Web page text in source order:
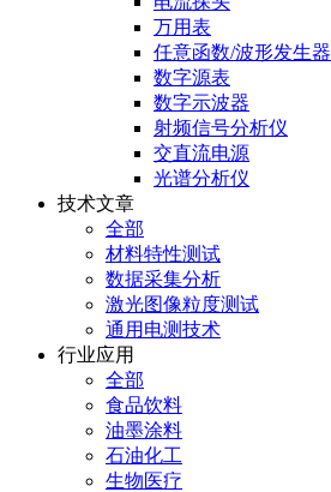
万用表
任意函数/波形发生器
数字源表
数字示波器
射频信号分析仪
交直流电源
光谱分析仪
技术文章
全部
材料特性测试
数据采集分析
激光图像粒度测试
通用电测技术
行业应用
全部
食品饮料
油墨涂料
石油化工
生物医疗